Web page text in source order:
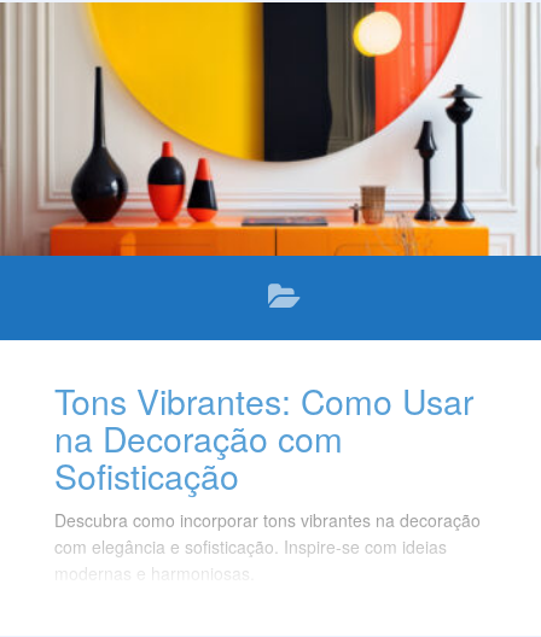
Tons Vibrantes: Como Usar
na Decoração com
Sofisticação
Descubra como incorporar tons vibrantes na decoração
com elegância e sofisticação. Inspire-se com ideias
modernas e harmoniosas.